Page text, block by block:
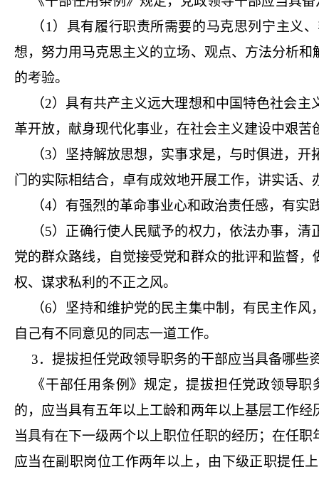
（1）具有履行职责所需要的马克思列宁主义
想，努力用马克思主义的立场、观点、方法分析
的考验。
（2）具有共产主义远大理想和中国特色社会
革开放，献身现代化事业，在社会主义建设中艰苦
（3）坚持解放思想，实事求是，与时俱进，
门的实际相结合，卓有成效地开展工作，讲实话
（4）有强烈的革命事业心和政治责任感，有
（5）正确行使人民赋予的权力，依法办事，
党的群众路线，自觉接受党和群众的批评和监督
权、谋求私利的不正之风。
（6）坚持和维护党的民主集中制，有民主作
自己有不同意见的同志一道工作。
3．提拔担任党政领导职务的干部应当具备哪些
《干部任用条例》规定，提拔担任党政领导
的，应当具有五年以上工龄和两年以上基层工作
当具有在下一级两个以上职位任职的经历；在任
应当在副职岗位工作两年以上，由下级正职提任